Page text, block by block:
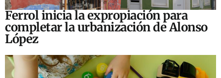
Ferrol inicia la expropiación para
completar la urbanización de Alonso
López